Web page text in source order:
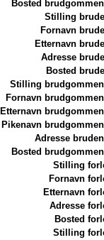
Bosted
Stilling
Fornavn
Etternavn
Adresse
Bosted
Stilling
Fornavn
Etternavn
Pikenavn
Adresse
Bosted
Stilling
Fornavn
Etternavn
Adresse
Bosted
Stilling